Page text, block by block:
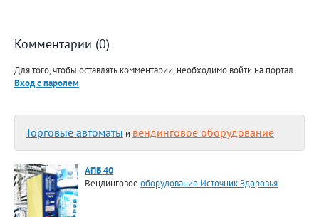
Комментарии (0)
Для того, чтобы оставлять комментарии, необходимо войти на портал.
Вход с паролем
Торговые автоматы и вендинговое оборудование
АПБ 40
Вендинговоеоборудование Источник Здоровья